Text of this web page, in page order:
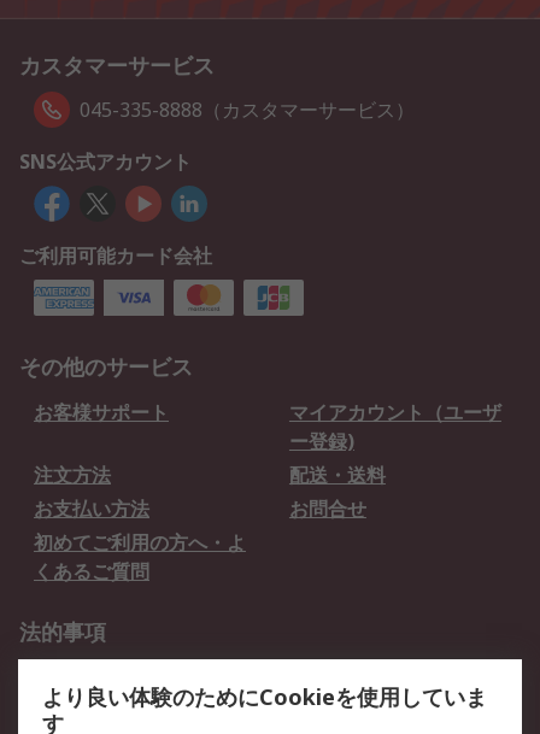
カスタマーサービス
045-335-8888（カスタマーサービス）
SNS公式アカウント
ご利用可能カード会社
その他のサービス
お客様サポート
マイアカウント（ユーザ
ー登録)
注文方法
配送・送料
お支払い方法
お問合せ
初めてご利用の方へ・よ
くあるご質問
法的事項
クッキーポリシー
より良い体験のためにCookieを使用していま
す